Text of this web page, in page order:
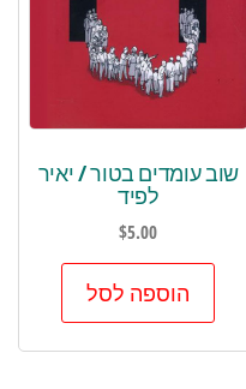
שוב עומדים בטור / יאיר
לפיד
$5.00
הוספה לסל